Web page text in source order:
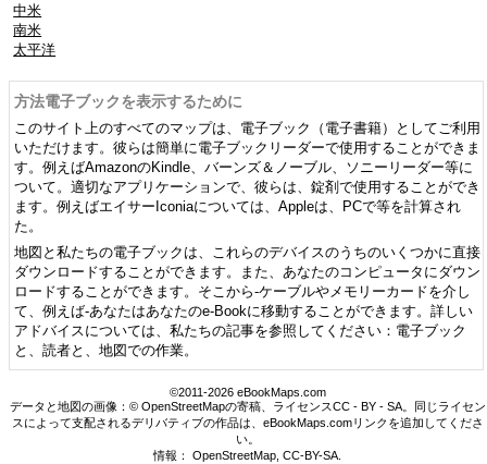
中米
南米
太平洋
方法電子ブックを表示するために
このサイト上のすべてのマップは、電子ブック（電子書籍）としてご利用
いただけます。彼らは簡単に電子ブックリーダーで使用することができま
す。例えばAmazonのKindle、バーンズ＆ノーブル、ソニーリーダー等に
ついて。適切なアプリケーションで、彼らは、錠剤で使用することができ
ます。例えばエイサーIconiaについては、Appleは、PCで等を計算され
た。
地図と私たちの電子ブックは、これらのデバイスのうちのいくつかに直接
ダウンロードすることができます。また、あなたのコンピュータにダウン
ロードすることができます。そこから-ケーブルやメモリーカードを介し
て、例えば-あなたはあなたのe-Bookに移動することができます。詳しい
アドバイスについては、私たちの記事を参照してください：電子ブック
と、読者と、地図での作業。
©2011-2026 eBookMaps.com
データと地図の画像：© OpenStreetMapの寄稿、ライセンスCC - BY - SA。同じライセン
スによって支配されるデリバティブの作品は、eBookMaps.comリンクを追加してくださ
い。
情報：OpenStreetMap ,CC-BY-SA